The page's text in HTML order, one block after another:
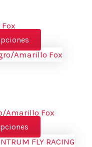
Amarillo Fox